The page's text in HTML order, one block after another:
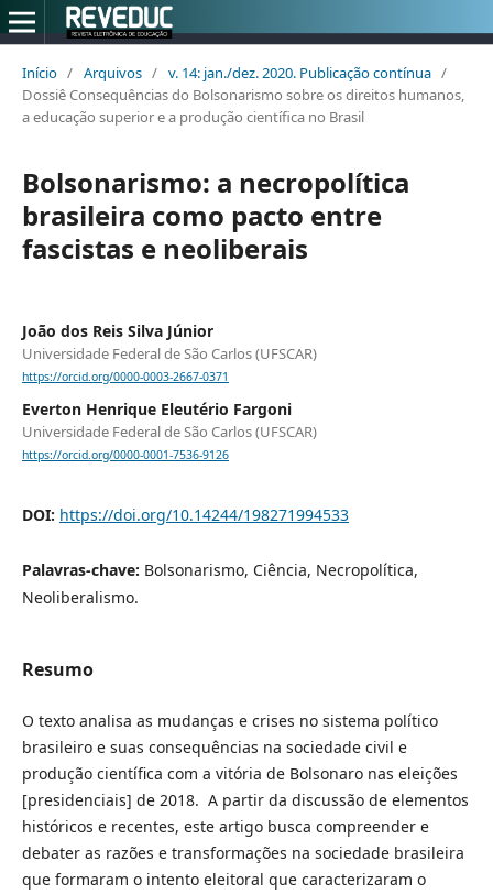
Início / Arquivos / v. 14: jan./dez. 2020. Publicação contínua /
Dossiê Consequências do Bolsonarismo sobre os direitos humanos,
a educação superior e a produção científica no Brasil
Bolsonarismo: a necropolítica
brasileira como pacto entre
fascistas e neoliberais
João dos Reis Silva Júnior
Universidade Federal de São Carlos (UFSCAR)
https://orcid.org/0000-0003-2667-0371
Everton Henrique Eleutério Fargoni
Universidade Federal de São Carlos (UFSCAR)
https://orcid.org/0000-0001-7536-9126
DOI: https://doi.org/10.14244/198271994533
Palavras-chave: Bolsonarismo, Ciência, Necropolítica,
Neoliberalismo.
Resumo
O texto analisa as mudanças e crises no sistema político
brasileiro e suas consequências na sociedade civil e
produção científica com a vitória de Bolsonaro nas eleições
[presidenciais] de 2018. A partir da discussão de elementos
históricos e recentes, este artigo busca compreender e
debater as razões e transformações na sociedade brasileira
que formaram o intento eleitoral que caracterizaram o